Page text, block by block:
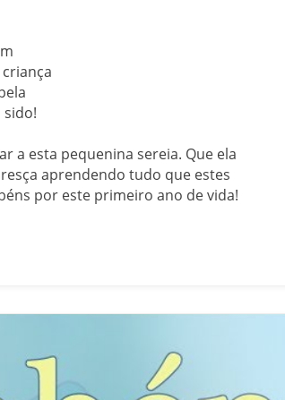
sido!
a esta pequenina sereia. Que ela
aprendendo tudo que estes
por este primeiro ano de vida!